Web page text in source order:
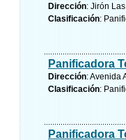
Dirección: Jirón
Clasificación:
Panificadora
Dirección: Avenida
Clasificación:
Panificadora